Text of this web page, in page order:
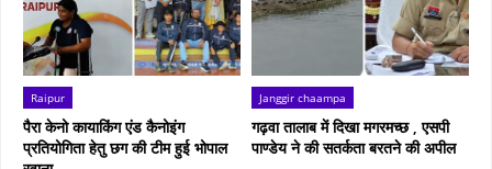
Raipur
पैरा केनो कायाकिंग एंड कैनोइंग
प्रतियोगिता हेतु छग की टीम हुई भोपाल
Janggir chaampa
गढ़वा तालाब में दिखा मगरमच्छ , एसपी
पाण्डेय ने की सतर्कता बरतने की अपील